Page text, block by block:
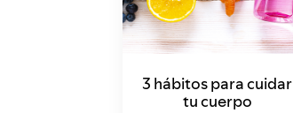
3 hábitos para cuidar
tu cuerpo